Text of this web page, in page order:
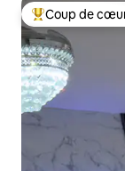
Coups de cœur
Coup de